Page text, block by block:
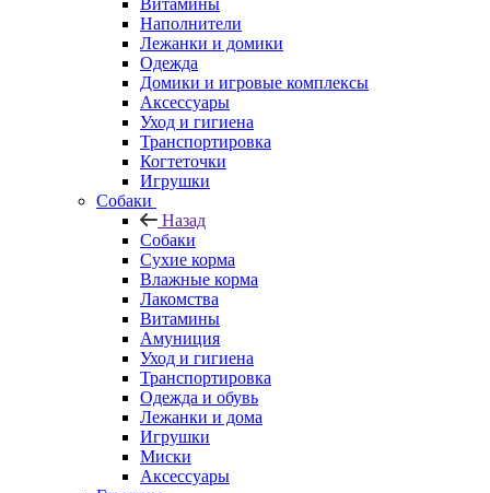
Витамины
Наполнители
Лежанки и домики
Одежда
Домики и игровые комплексы
Аксессуары
Уход и гигиена
Транспортировка
Когтеточки
Игрушки
Собаки
Назад
Собаки
Сухие корма
Влажные корма
Лакомства
Витамины
Амуниция
Уход и гигиена
Транспортировка
Одежда и обувь
Лежанки и дома
Игрушки
Миски
Аксессуары